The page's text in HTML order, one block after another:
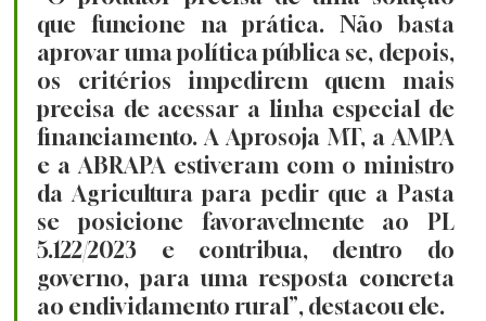
que funcione na prática. Não basta
aprovar uma política pública se, depois,
os critérios impedirem quem mais
precisa de acessar a linha especial de
financiamento. A Aprosoja MT, a AMPA
e a ABRAPA estiveram com o ministro
da Agricultura para pedir que a Pasta
se posicione favoravelmente ao PL
5.122/2023 e contribua, dentro do
governo, para uma resposta concreta
ao endividamento rural”, destacou ele.